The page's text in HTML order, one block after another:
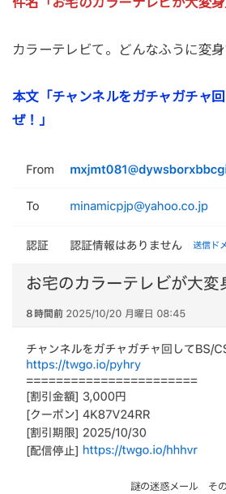
カラーテレビて。どんなふうに変身
本文「チャンネルをガチャガチャ
ぜ！」
謎の迷惑メール そ